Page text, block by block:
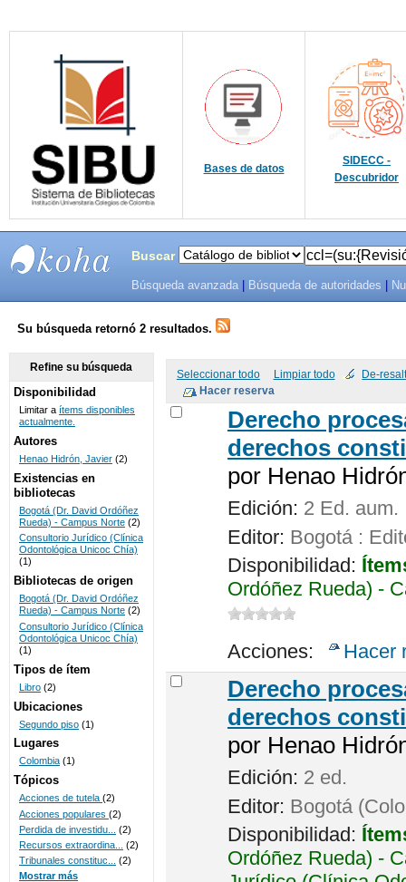
Bases de datos
SIDECC -
Descubridor
SISTEMAS
DE
BIBLIOTECAS
UNICOC
Buscar
Búsqueda avanzada Búsqueda de autoridades
Su búsqueda retornó 2 resultados.
Seleccionar todo Limpiar todo De-
Derecho
derechos
por Henao
Edición: 2 Ed. aum.
Editor: Bogotá :
Disponibilidad:
Ordóñez Rueda) -
Acciones: Hacer
Derecho
derechos
por Henao
Edición: 2 ed.
Editor: Bogotá
Disponibilidad:
Ordóñez Rueda) -
Refine su búsqueda
Disponibilidad
Limitar a ítems disponibles
actualmente.
Autores
Henao Hidrón, Javier (2)
Existencias en
bibliotecas
Bogotá (Dr. David Ordóñez
Rueda) - Campus Norte (2)
Consultorio Jurídico (Clínica
Odontológica Unicoc Chía)
(1)
Bibliotecas de origen
Bogotá (Dr. David Ordóñez
Rueda) - Campus Norte (2)
Consultorio Jurídico (Clínica
Odontológica Unicoc Chía)
(1)
Tipos de ítem
Libro (2)
Ubicaciones
Segundo piso (1)
Lugares
Colombia (1)
Tópicos
Acciones de tutela (2)
Acciones populares (2)
Perdida de investidu...
(2)
Recursos extraordina...
(2)
Tribunales constituc...
(2)
Mostrar más